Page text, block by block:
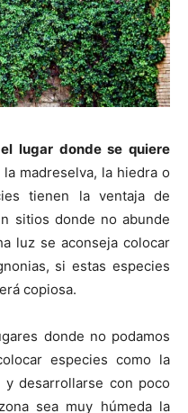
lugar donde se quiere
madreselva, la hiedra o
tienen la ventaja de
sitios donde no abunde
luz se aconseja colocar
si estas especies
copiosa.
donde no podamos
especies como la
desarrollarse con poco
sea muy húmeda la